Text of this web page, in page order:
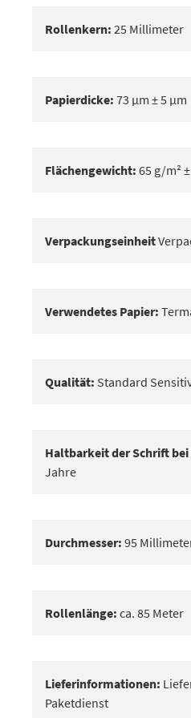
Rollenkern: 25 Millimeter
Papierdicke: 73 μm ± 5 μm
Flächengewicht: 65 g/m²
Verpackungseinheit
Verwendetes Papier:
Qualität: Standard
Haltbarkeit der Schrift
Jahre
Durchmesser: 95
Rollenlänge: ca. 85 Meter
Lieferinformationen:
Paketdienst